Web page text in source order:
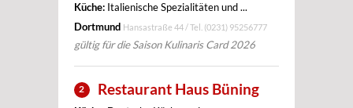
Küche: Italienische Spezialitäten und ...
Dortmund Hansastraße 44 / Tel. (0231) 95256777
gültig für die Saison Kulinaris Card 2026
2 Restaurant Haus Büning